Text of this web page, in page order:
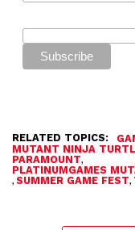
RELATED TOPICS:
MUTANT NINJA
PARAMOUNT,
PLATINUMGAMES
, SUMMER GAME FEST,